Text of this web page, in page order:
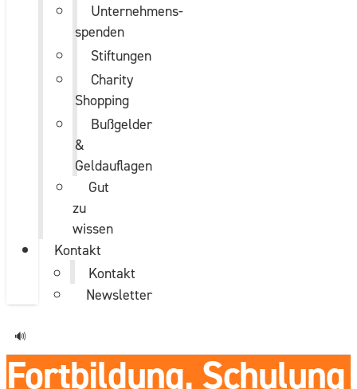
Unternehmens­
spenden
Stiftungen
Charity
Shopping
Bußgelder
&
Geldauflagen
Gut
zu
wissen
Kontakt
Kontakt
Newsletter
🔊
Fortbildung, Schulung